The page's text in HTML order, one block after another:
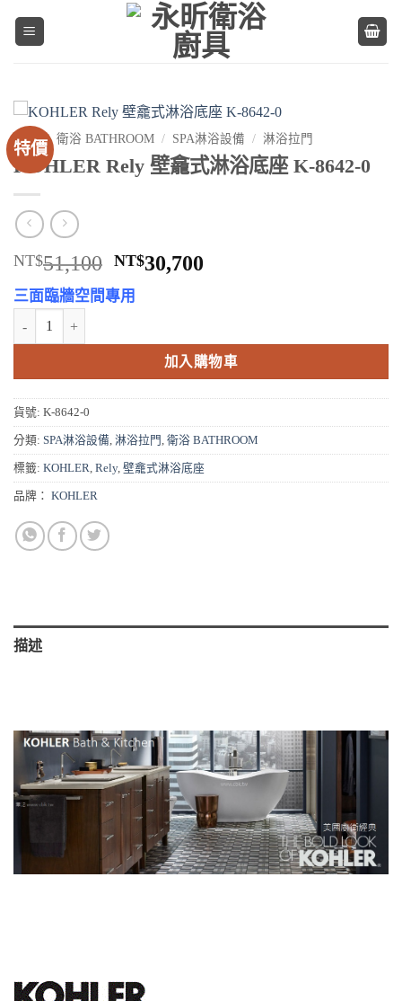
特價
首頁 / 衛浴 BATHROOM / SPA淋浴設備 / 淋浴拉門
KOHLER Rely 壁龕式淋浴底座 K-8642-0
NT$51,100 原
始
價
NT$51,100。
NT$30,700
NT$30,700。
三面臨牆空間專用
KOHLER Rely 壁龕式淋浴底座 K-8642-0 數量
加入購物車
貨號: K-8642-0
分類: SPA淋浴設備, 淋浴拉門, 衛浴 BATHROOM
標籤: KOHLER, Rely, 壁龕式淋浴底座
品牌： KOHLER
描述